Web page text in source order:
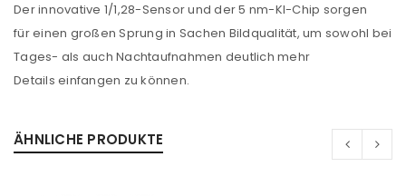
Der innovative 1/1,28-Sensor und der 5 nm-KI-Chip sorgen
für einen großen Sprung in Sachen Bildqualität, um sowohl bei
Tages- als auch Nachtaufnahmen deutlich mehr
Details einfangen zu können.
ÄHNLICHE PRODUKTE